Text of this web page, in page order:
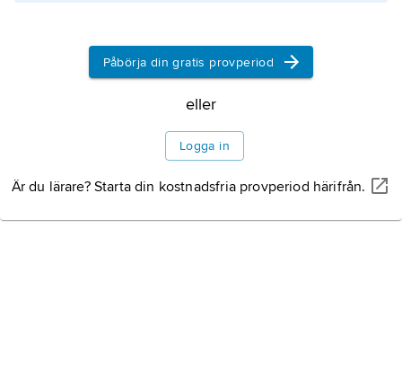
Den rörliga
Information om artikeln
Påbörja din gratis provperiod
eller
Logga in
Är du lärare? Starta din kostnadsfria provperiod härifrån.